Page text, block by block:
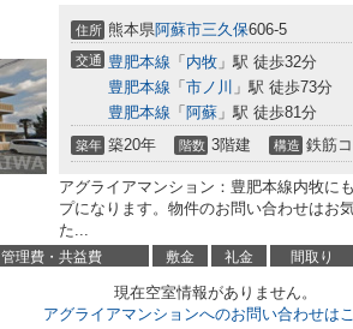
住所 熊本県阿蘇市三久保606-5
交通 豊肥本線 「 内牧 」駅 徒歩32分
豊肥本線 「 市ノ川 」駅 徒歩73分
豊肥本線 「 阿蘇 」駅 徒歩81分
築年 築20年 階数 3階建 構造 鉄筋
アグライアマンション：豊肥本線内牧に
プになります。物件のお問い合わせはお
た...
管理費・共益費 敷金 礼金 間取り
現在空室情報がありません。
アグライアマンションへのお問い合わせは